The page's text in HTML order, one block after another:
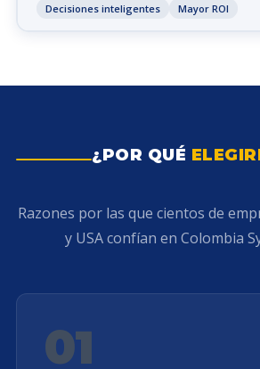
Decisiones inteligentes Mayor ROI
¿POR QUÉ
Razones por las que cientos de
y USA confían en Colombia
01